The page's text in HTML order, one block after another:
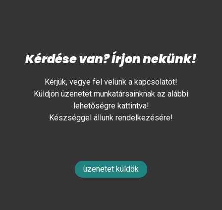
Kérdése van? Írjon nekünk!
Kérjük, vegye fel velünk a kapcsolatot!
Küldjön üzenetet munkatársainknak az alábbi
lehetőségre kattintva!
Készséggel állunk rendelkezésére!
üzenetet küldök